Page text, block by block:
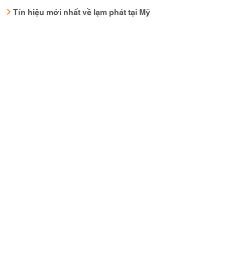
Tín hiệu mới nhất về lạm phát tại Mỹ